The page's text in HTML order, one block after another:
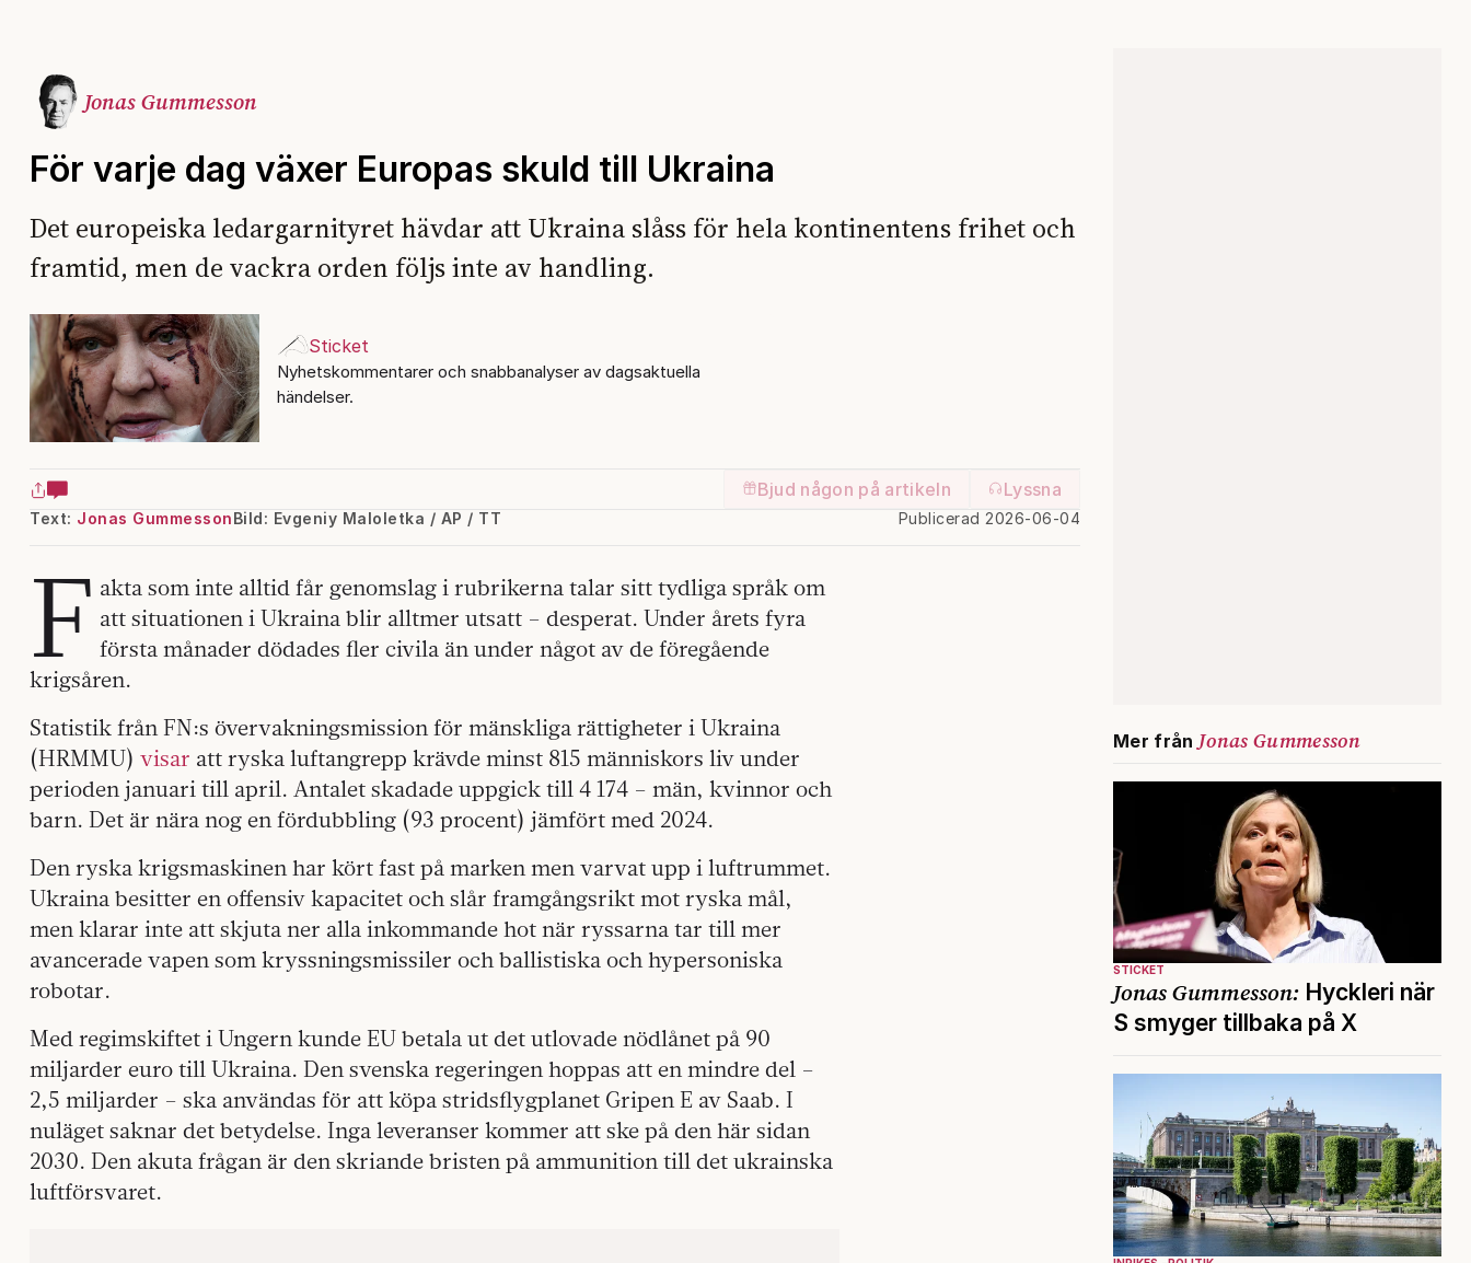
Jonas Gummesson
För varje dag växer Europas skuld till Ukraina
Det europeiska ledargarnityret hävdar att Ukraina slåss för hela kontinentens frihet och
framtid, men de vackra orden följs inte av handling.
Sticket
Nyhetskommentarer och snabbanalyser av dagsaktuella
händelser.
Bjud någon på artikeln Lyssna
Text: Jonas Gummesson Publicerad 2026-06-04
Bild: Evgeniy Maloletka / AP / TT
F akta som inte alltid får genomslag i rubrikerna talar sitt tydliga språk om
att situationen i Ukraina blir alltmer utsatt – desperat. Under årets fyra
första månader dödades fler civila än under något av de föregående
krigsåren.
Statistik från FN:s övervakningsmission för mänskliga rättigheter i Ukraina
(HRMMU) visar att ryska luftangrepp krävde minst 815 människors liv under
perioden januari till april. Antalet skadade uppgick till 4 174 – män, kvinnor och
barn. Det är nära nog en fördubbling (93 procent) jämfört med 2024.
Den ryska krigsmaskinen har kört fast på marken men varvat upp i luftrummet.
Ukraina besitter en offensiv kapacitet och slår framgångsrikt mot ryska mål,
men klarar inte att skjuta ner alla inkommande hot när ryssarna tar till mer
avancerade vapen som kryssningsmissiler och ballistiska och hypersoniska
robotar.
Med regimskiftet i Ungern kunde EU betala ut det utlovade nödlånet på 90
miljarder euro till Ukraina. Den svenska regeringen hoppas att en mindre del –
2,5 miljarder – ska användas för att köpa stridsflygplanet Gripen E av Saab. I
nuläget saknar det betydelse. Inga leveranser kommer att ske på den här sidan
2030. Den akuta frågan är den skriande bristen på ammunition till det ukrainska
luftförsvaret.
Mer från Jonas Gummesson
STICKET
Jonas Gummesson: Hyckleri när
S smyger tillbaka på X